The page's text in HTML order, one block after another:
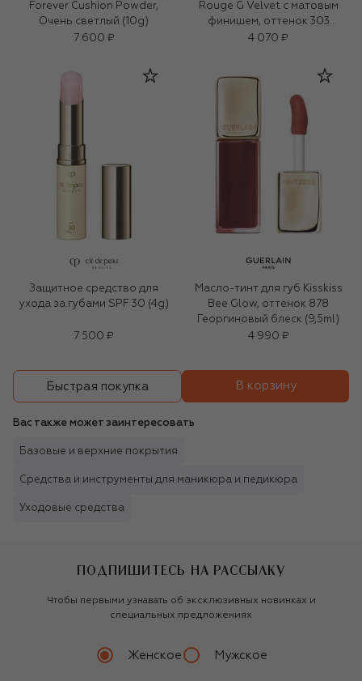
Forever Cushion Powder,
Очень светлый (10g)
7 600 ₽
Rouge G Velvet с матовым
финишем, оттенок 303
Пионовая роза (3,5g)
4 070 ₽
Защитное средство для
ухода за губами SPF 30 (4g)
7 500 ₽
Масло-тинт для губ Kisskiss
Bee Glow, оттенок 878
Георгиновый блеск (9,5ml)
4 990 ₽
Быстрая покупка В корзину
Вас также может заинтересовать
Базовые и верхние покрытия
Средства и инструменты для маникюра и педикюра
Уходовые средства
ПОДПИШИТЕСЬ НА РАССЫЛКУ
Чтобы первыми узнавать об эксклюзивных новинках и
специальных предложениях
Женское Мужское